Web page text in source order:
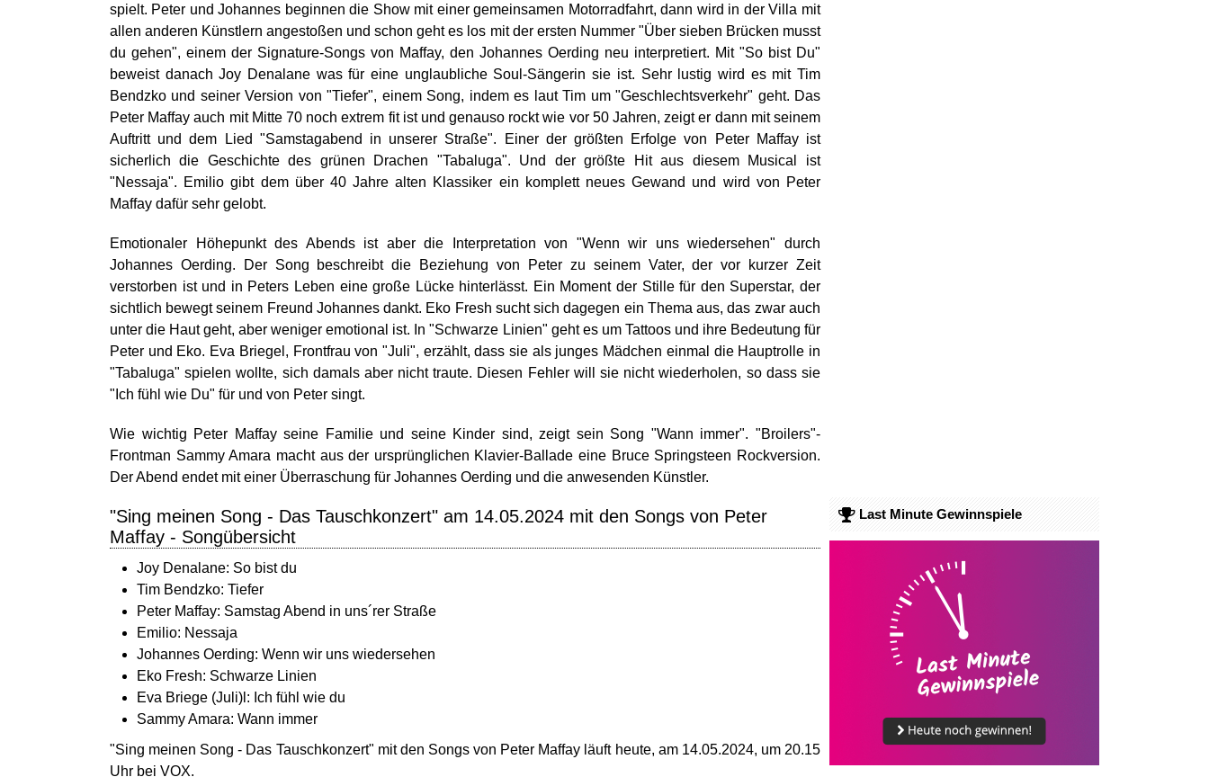
spielt. Peter und Johannes beginnen die Show mit einer gemeinsamen Motorradfahrt, dann wird in der Villa mit
allen anderen Künstlern angestoßen und schon geht es los mit der ersten Nummer "Über sieben Brücken musst
du gehen", einem der Signature-Songs von Maffay, den Johannes Oerding neu interpretiert. Mit "So bist Du"
beweist danach Joy Denalane was für eine unglaubliche Soul-Sängerin sie ist. Sehr lustig wird es mit Tim
Bendzko und seiner Version von "Tiefer", einem Song, indem es laut Tim um "Geschlechtsverkehr" geht. Das
Peter Maffay auch mit Mitte 70 noch extrem fit ist und genauso rockt wie vor 50 Jahren, zeigt er dann mit seinem
Auftritt und dem Lied "Samstagabend in unserer Straße". Einer der größten Erfolge von Peter Maffay ist
sicherlich die Geschichte des grünen Drachen "Tabaluga". Und der größte Hit aus diesem Musical ist
"Nessaja". Emilio gibt dem über 40 Jahre alten Klassiker ein komplett neues Gewand und wird von Peter
Maffay dafür sehr gelobt.
Emotionaler Höhepunkt des Abends ist aber die Interpretation von "Wenn wir uns wiedersehen" durch
Johannes Oerding. Der Song beschreibt die Beziehung von Peter zu seinem Vater, der vor kurzer Zeit
verstorben ist und in Peters Leben eine große Lücke hinterlässt. Ein Moment der Stille für den Superstar, der
sichtlich bewegt seinem Freund Johannes dankt. Eko Fresh sucht sich dagegen ein Thema aus, das zwar auch
unter die Haut geht, aber weniger emotional ist. In "Schwarze Linien" geht es um Tattoos und ihre Bedeutung für
Peter und Eko. Eva Briegel, Frontfrau von "Juli", erzählt, dass sie als junges Mädchen einmal die Hauptrolle in
"Tabaluga" spielen wollte, sich damals aber nicht traute. Diesen Fehler will sie nicht wiederholen, so dass sie
"Ich fühl wie Du" für und von Peter singt.
Wie wichtig Peter Maffay seine Familie und seine Kinder sind, zeigt sein Song "Wann immer". "Broilers"-
Frontman Sammy Amara macht aus der ursprünglichen Klavier-Ballade eine Bruce Springsteen Rockversion.
Der Abend endet mit einer Überraschung für Johannes Oerding und die anwesenden Künstler.
"Sing meinen Song - Das Tauschkonzert" am 14.05.2024 mit den Songs von Peter
Maffay - Songübersicht
Joy Denalane: So bist du
Tim Bendzko: Tiefer
Peter Maffay: Samstag Abend in uns´rer Straße
Emilio: Nessaja
Johannes Oerding: Wenn wir uns wiedersehen
Eko Fresh: Schwarze Linien
Eva Briege (Juli)l: Ich fühl wie du
Sammy Amara: Wann immer
"Sing meinen Song - Das Tauschkonzert" mit den Songs von Peter Maffay läuft heute, am 14.05.2024, um 20.15
Uhr bei VOX.
Last Minute Gewinnspiele